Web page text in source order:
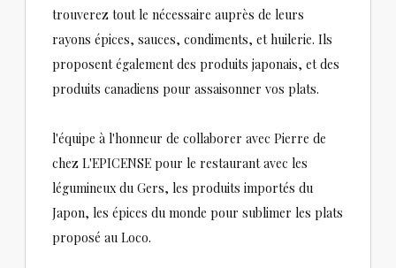
trouverez tout le nécessaire auprès de leurs
rayons épices, sauces, condiments, et huilerie. Ils
proposent également des produits japonais, et des
produits canadiens pour assaisonner vos plats.
l'équipe à l'honneur de collaborer avec Pierre de
chez L'EPICENSE pour le restaurant avec les
légumineux du Gers, les produits importés du
Japon, les épices du monde pour sublimer les plats
proposé au Loco.